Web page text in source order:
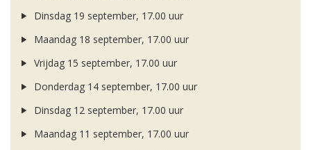
Dinsdag 19 september, 17.00 uur
Maandag 18 september, 17.00 uur
Vrijdag 15 september, 17.00 uur
Donderdag 14 september, 17.00 uur
Dinsdag 12 september, 17.00 uur
Maandag 11 september, 17.00 uur